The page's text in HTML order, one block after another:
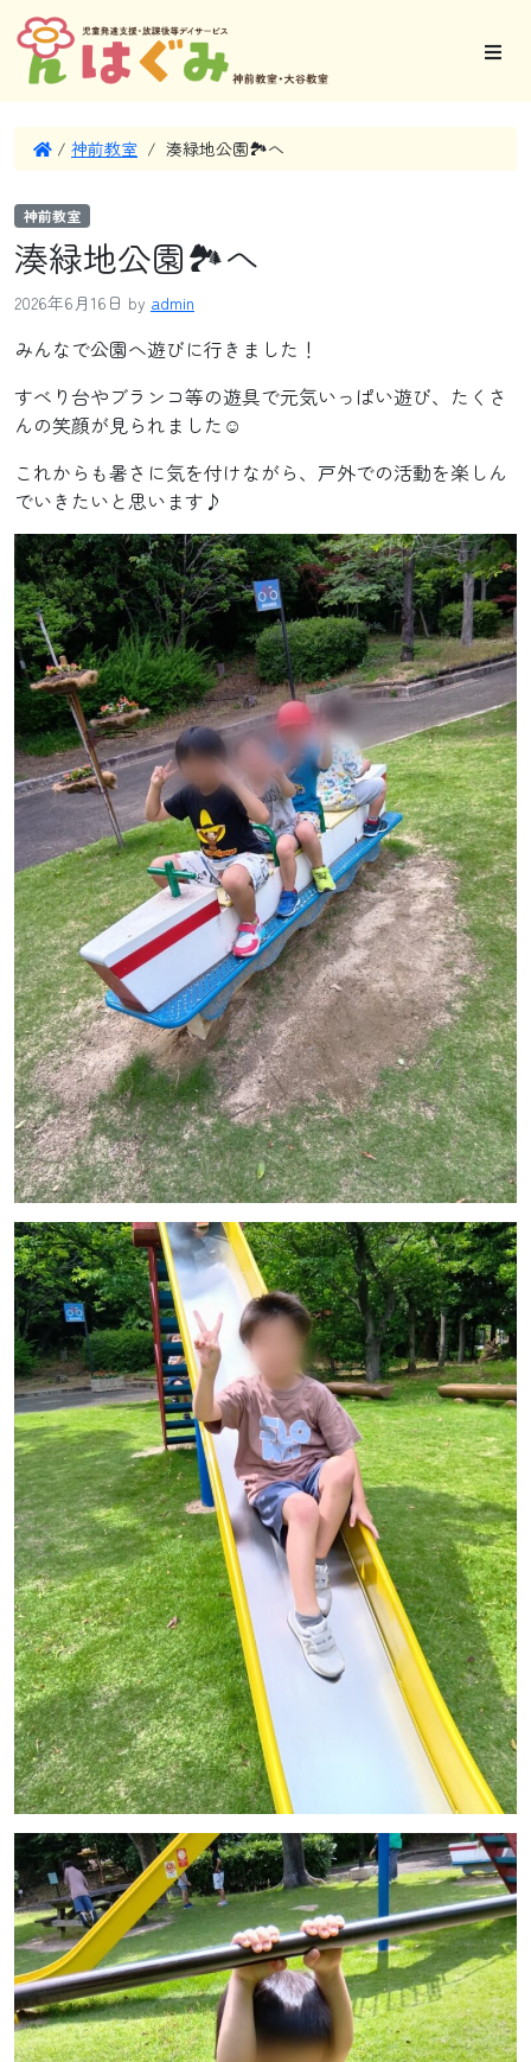
/ 神前教室 / 湊緑地公園🏞へ
神前教室
湊緑地公園🏞へ
2026年6月16日 by admin
みんなで公園へ遊びに行きました！
すべり台やブランコ等の遊具で元気いっぱい遊び、たくさ
んの笑顔が見られました☺
これからも暑さに気を付けながら、戸外での活動を楽しん
でいきたいと思います♪